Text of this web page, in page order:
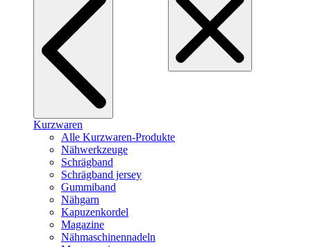
Kurzwaren
Alle Kurzwaren-Produkte
Nähwerkzeuge
Schrägband
Schrägband jersey
Gummiband
Nähgarn
Kapuzenkordel
Magazine
Nähmaschinennadeln